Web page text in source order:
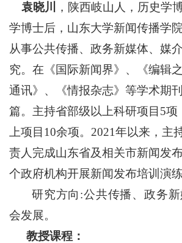
袁晓川 ， 陕西岐山人， 历史学
学博士后，山东大学新闻传播学
从事公共传播、政务新媒体、媒
究。在《国际新闻界》、《编辑
通讯》、《情报杂志》等学术期
篇。主持省部级以上科研项目5项
上项目10余项。2021年以来，主
责人完成山东省及相关市新闻发
个政府机构开展新闻发布培训演练
研究方向 :公共传播、 政务
会发展。
教授课程：